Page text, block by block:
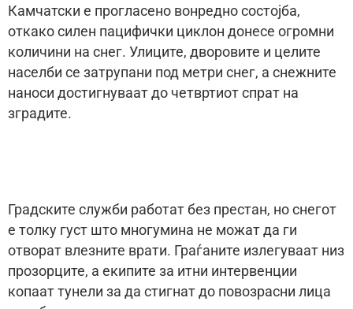
Камчатски е прогласено вонредно состојба,
откако силен пацифички циклон донесе огромни
количини на снег. Улиците, дворовите и целите
населби се затрупани под метри снег, а снежните
наноси достигнуваат до четвртиот спрат на
зградите.
Градските служби работат без престан, но снегот
е толку густ што многумина не можат да ги
отворат влезните врати. Граѓаните излегуваат низ
прозорците, а екипите за итни интервенции
копаат тунели за да стигнат до повозрасни лица